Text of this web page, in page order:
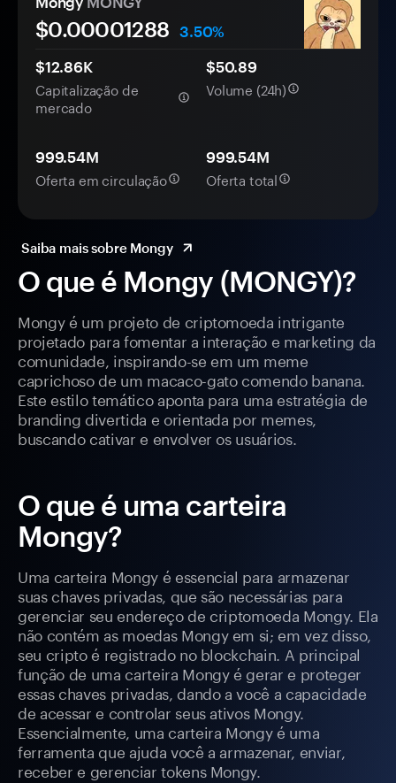
O que é Mongy (MONGY)?
Mongy é um projeto de criptomoeda intrigante
projetado para fomentar a interação e marketing da
comunidade, inspirando-se em um meme
caprichoso de um macaco-gato comendo banana.
Este estilo temático aponta para uma estratégia de
branding divertida e orientada por memes,
buscando cativar e envolver os usuários.
O que é uma carteira
Mongy?
Uma carteira Mongy é essencial para armazenar
suas chaves privadas, que são necessárias para
gerenciar seu endereço de criptomoeda Mongy. Ela
não contém as moedas Mongy em si; em vez disso,
seu cripto é registrado no blockchain. A principal
função de uma carteira Mongy é gerar e proteger
essas chaves privadas, dando a você a capacidade
de acessar e controlar seus ativos Mongy.
Essencialmente, uma carteira Mongy é uma
ferramenta que ajuda você a armazenar, enviar,
receber e gerenciar tokens Mongy.
$0.00001288
3.50%
$12.86K
Capitalização de
mercado
$50.89
Volume (24h)
999.54M
Oferta em circulação
999.54M
Oferta total
Saiba mais sobre Mongy